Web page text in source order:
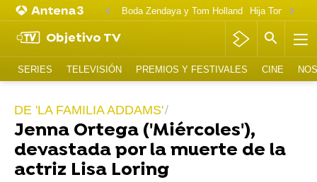
Boda Zendaya y Tom Holland Hija Tom
Objetivo TV
SERIES TELEVISIÓN PREMIOS Y FESTIVALES CINE
DE 'LA FAMILIA ADDAMS'
Jenna Ortega ('Miércoles'),
devastada por la muerte de la
actriz Lisa Loring